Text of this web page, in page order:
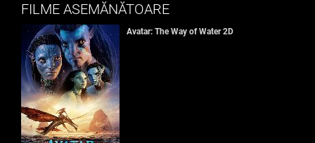
FILME ASEMĂNĂTOARE
Avatar: The Way of Water 2D